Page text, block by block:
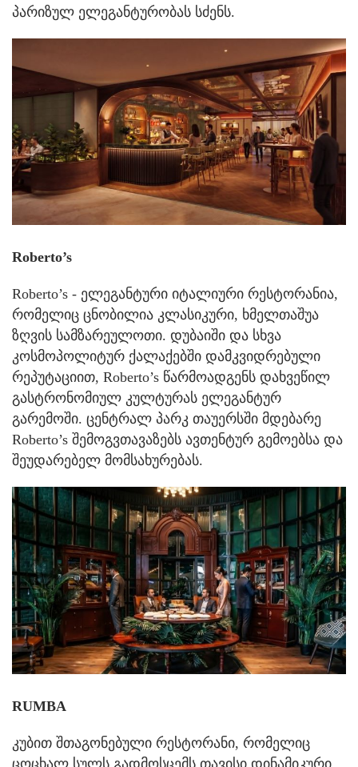
პარიზულ ელეგანტურობას სძენს.
Roberto’s
Roberto’s - ელეგანტური იტალიური რესტორანია,
რომელიც ცნობილია კლასიკური, ხმელთაშუა
ზღვის სამზარეულოთი. დუბაიში და სხვა
კოსმოპოლიტურ ქალაქებში დამკვიდრებული
რეპუტაციით, Roberto’s წარმოადგენს დახვეწილ
გასტრონომიულ კულტურას ელეგანტურ
გარემოში. ცენტრალ პარკ თაუერსში მდებარე
Roberto’s შემოგვთავაზებს ავთენტურ გემოებსა და
შეუდარებელ მომსახურებას.
RUMBA
კუბით შთაგონებული რესტორანი, რომელიც
ცოცხალ სულს გადმოსცემს თავისი დინამიკური